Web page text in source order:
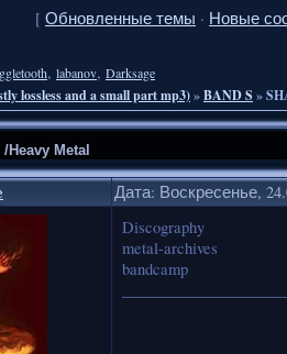
[ Обновленные темы · Новые
, labanov, Darksage
lossless and a small part mp3)»BAND S »
/Heavy Metal
Дата: Воскресенье,
Discography
metal-archives
bandcamp